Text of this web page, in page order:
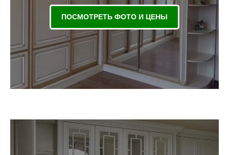
ПОСМОТРЕТЬ ФОТО И ЦЕНЫ